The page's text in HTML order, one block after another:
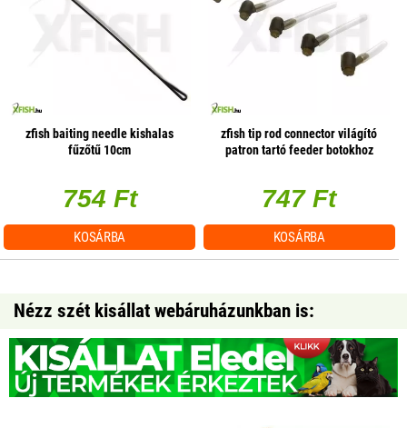
zfish baiting needle kishalas
fűzőtű 10cm
754 Ft
KOSÁRBA
zfish tip rod connector világító
patron tartó feeder botokhoz
747 Ft
KOSÁRBA
Nézz szét kisállat webáruházunkban is: